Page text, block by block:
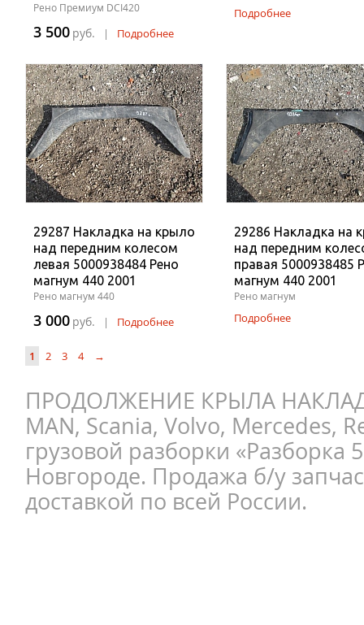
Рено Премиум DCI420
3 500 руб. | Подробнее
Подробнее
29287 Накладка на крыло
над передним колесом
левая 5000938484 Рено
магнум 440 2001
Рено магнум 440
3 000 руб. | Подробнее
29286 Накладка на
над передним
правая 5000938485
магнум 440 2001
Рено магнум
Подробнее
1 2 3 4 →
ПРОДОЛЖЕНИЕ КРЫЛА
MAN, Scania, Volvo, Mercedes,
грузовой разборки «Разборка
Новгороде. Продажа б/у
доставкой по всей России.